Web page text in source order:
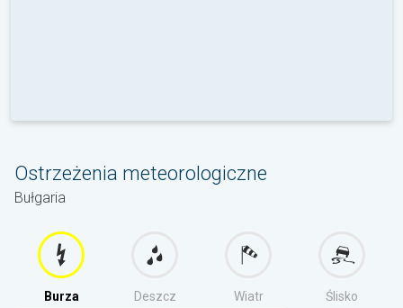
Ostrzeżenia meteorologiczne
Bułgaria
Burza Deszcz Wiatr Ślisko